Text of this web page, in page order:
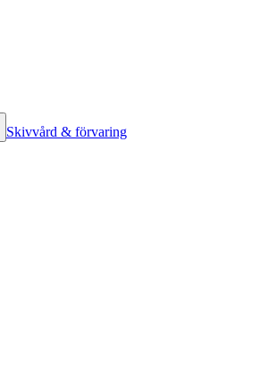
Skivvård & förvaring